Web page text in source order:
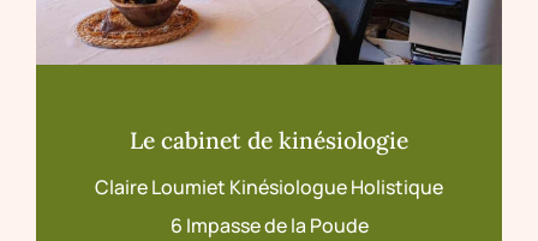
Le cabinet de kinésiologie
Claire Loumiet Kinésiologue Holistique
6 Impasse de la Poude